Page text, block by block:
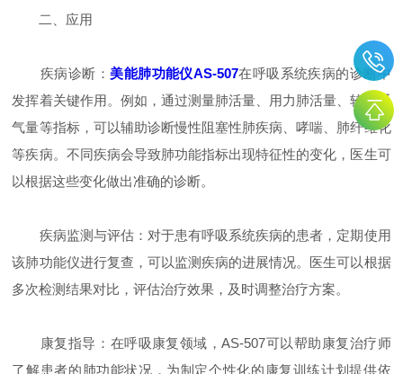
二、应用
​​疾病诊断​​：美能肺功能仪AS-507在呼吸系统疾病的诊断中
发挥着关键作用。例如，通过测量肺活量、用力肺活量、较大通
气量等指标，可以辅助诊断慢性阻塞性肺疾病、哮喘、肺纤维化
等疾病。不同疾病会导致肺功能指标出现特征性的变化，医生可
以根据这些变化做出准确的诊断。
​​疾病监测与评估​​：对于患有呼吸系统疾病的患者，定期使用
该肺功能仪进行复查，可以监测疾病的进展情况。医生可以根据
多次检测结果对比，评估治疗效果，及时调整治疗方案。
​​康复指导​​：在呼吸康复领域，AS-507可以帮助康复治疗师
了解患者的肺功能状况，为制定个性化的康复训练计划提供依